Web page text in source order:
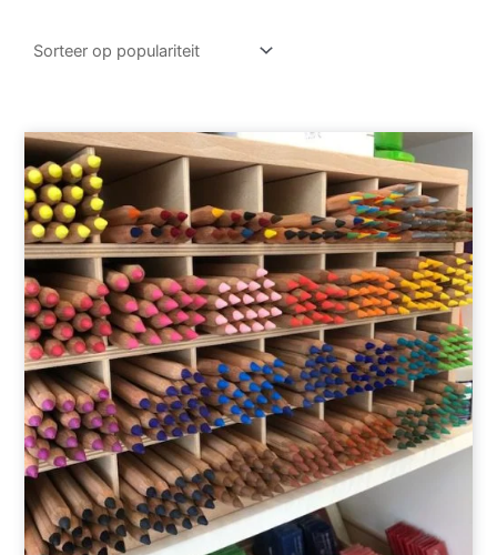
product
heeft
meerdere
variaties.
Deze
optie
kan
gekozen
worden
op
de
productpagina